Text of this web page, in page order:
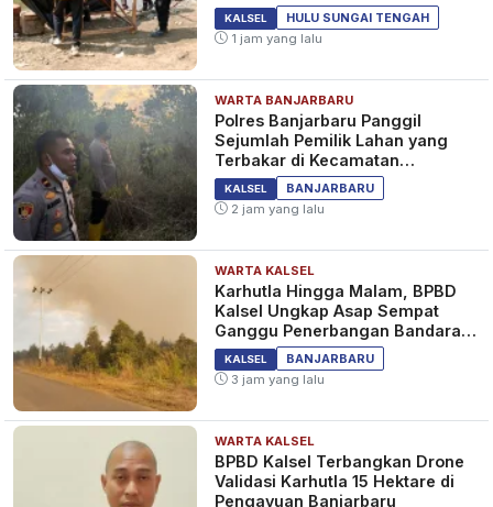
Lahan Diperiksa Polisi
KALSEL
HULU SUNGAI TENGAH
1 jam yang lalu
WARTA BANJARBARU
Polres Banjarbaru Panggil
Sejumlah Pemilik Lahan yang
Terbakar di Kecamatan
Cempaka
KALSEL
BANJARBARU
2 jam yang lalu
WARTA KALSEL
Karhutla Hingga Malam, BPBD
Kalsel Ungkap Asap Sempat
Ganggu Penerbangan Bandara
Syamsudin Noor
KALSEL
BANJARBARU
3 jam yang lalu
WARTA KALSEL
BPBD Kalsel Terbangkan Drone
Validasi Karhutla 15 Hektare di
Pengayuan Banjarbaru